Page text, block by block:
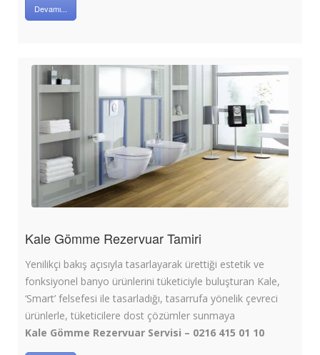
Devamı...
Kale Gömme Rezervuar Tamiri
Yenilikçi bakış açısıyla tasarlayarak ürettiği estetik ve
fonksiyonel banyo ürünlerini tüketiciyle buluşturan Kale,
‘Smart’ felsefesi ile tasarladığı, tasarrufa yönelik çevreci
ürünlerle, tüketicilere dost çözümler sunmaya
Kale Gömme Rezervuar Servisi – 0216 415 01 10